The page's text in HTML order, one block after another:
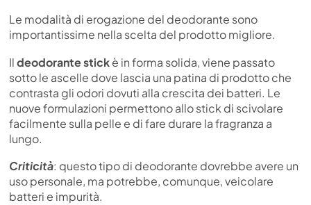
Le modalità di erogazione del deodorante sono
importantissime nella scelta del prodotto migliore.
Ildeodorante stickè in forma solida, viene passato
sotto le ascelle dove lascia una patina di prodotto che
contrasta gli odori dovuti alla crescita dei batteri. Le
nuove formulazioni permettono allo stick di scivolare
facilmente sulla pelle e di fare durare la fragranza a
lungo.
Criticità: questo tipo di deodorante dovrebbe avere un
uso personale, ma potrebbe, comunque, veicolare
batteri e impurità.